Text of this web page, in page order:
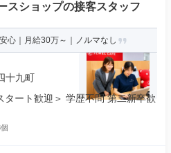
スショップの接客スタッフ
心｜月給30万～｜ノルマなし
十九町
タート歓迎＞ 学歴不問 第二新卒歓